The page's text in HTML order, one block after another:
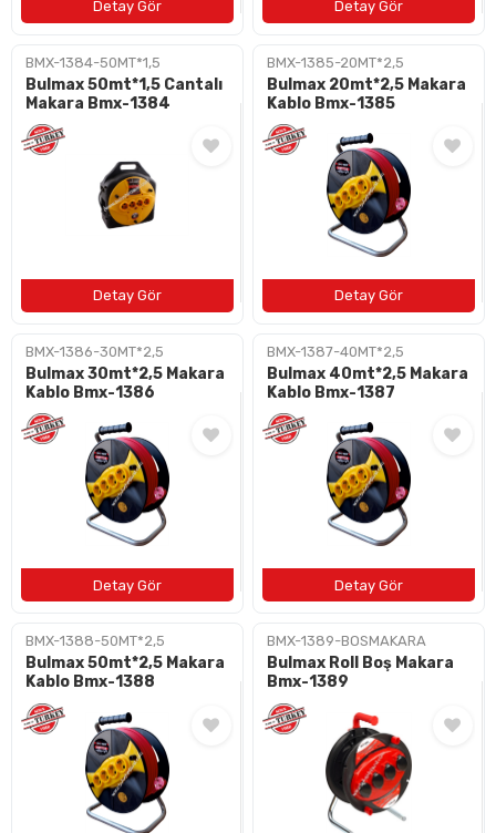
BMX-1384-50MT*1,5
Bulmax 50mt*1,5 Cantalı
Makara Bmx-1384
BMX-1385-20MT*2,5
Bulmax 20mt*2,5 Makara
Kablo Bmx-1385
BMX-1386-30MT*2,5
Bulmax 30mt*2,5 Makara
Kablo Bmx-1386
BMX-1387-40MT*2,5
Bulmax 40mt*2,5 Makara
Kablo Bmx-1387
BMX-1388-50MT*2,5
Bulmax 50mt*2,5 Makara
Kablo Bmx-1388
BMX-1389-BOSMAKARA
Bulmax Roll Boş Makara
Bmx-1389